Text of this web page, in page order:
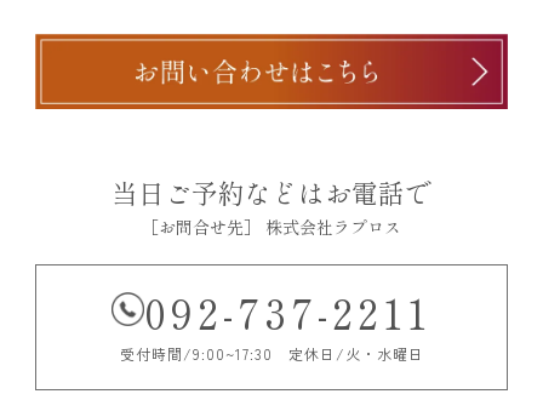
当日ご予約などはお電話で
［お問合せ先］ 株式会社ラプロス
092-737-2211
受付時間/9:00~17:30 定休日/火・水曜日